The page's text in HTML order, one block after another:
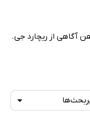
آگاهی از ریچارد جی.